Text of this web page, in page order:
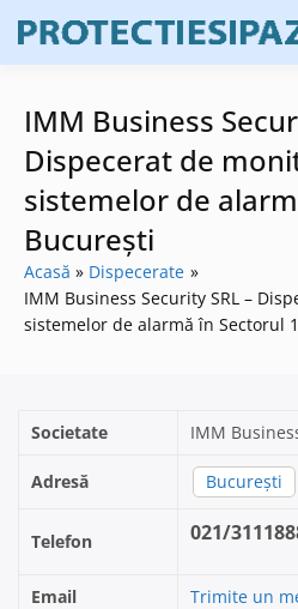
content
IMM Business
Dispecerat de
sistemelor de
București
Acasă
Dispecerate
IMM Business Security SRL –
sistemelor de alarmă în Sectorul
Societate IMM
Adresă București
Telefon 021/
Email
Trimite un